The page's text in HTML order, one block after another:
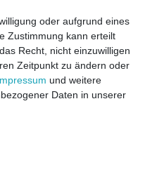
04331 / 4928-910
oder aufgrund eines
Zustimmung kann erteilt
Recht, nicht einzuwilligen
Zeitpunkt zu ändern oder
und weitere
Daten in unserer